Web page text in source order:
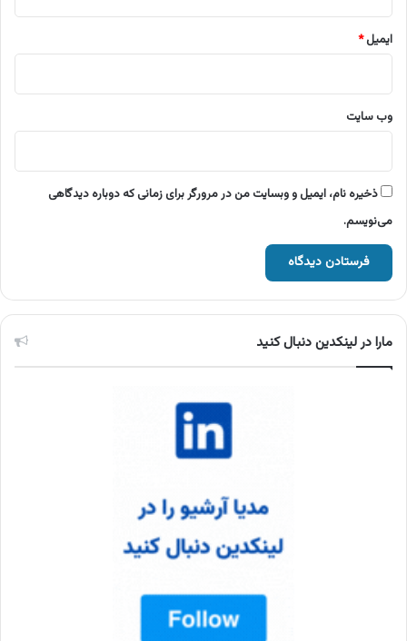
ایمیل*
وب‌ سایت
ذخیره نام، ایمیل و وبسایت من در مرورگر برای زمانی که دوباره دیدگاهی
می‌نویسم.
مارا در لینکدین دنبال کنید